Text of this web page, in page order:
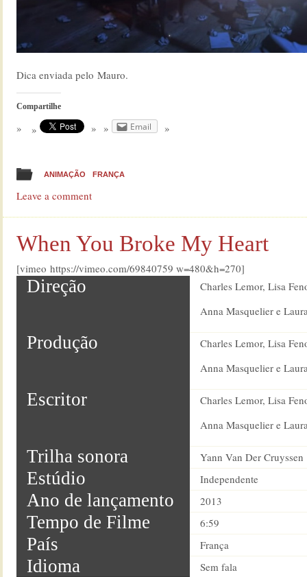
Dica enviada pelo Mauro.
Compartilhe
Email
ANIMAÇÃO FRANÇA
Leave a comment
When You Broke My Heart
[vimeo https://vimeo.com/69840759 w=480&h=270]
Direção
Charles Lemor, Lisa
Anna Masquelier e
Produção
Charles Lemor, Lisa
Anna Masquelier e
Escritor
Charles Lemor, Lisa
Anna Masquelier e
Trilha sonora Yann Van Der Cruyssen
Estúdio Independente
Ano de lançamento 2013
Tempo de Filme 6:59
País França
Idioma Sem fala